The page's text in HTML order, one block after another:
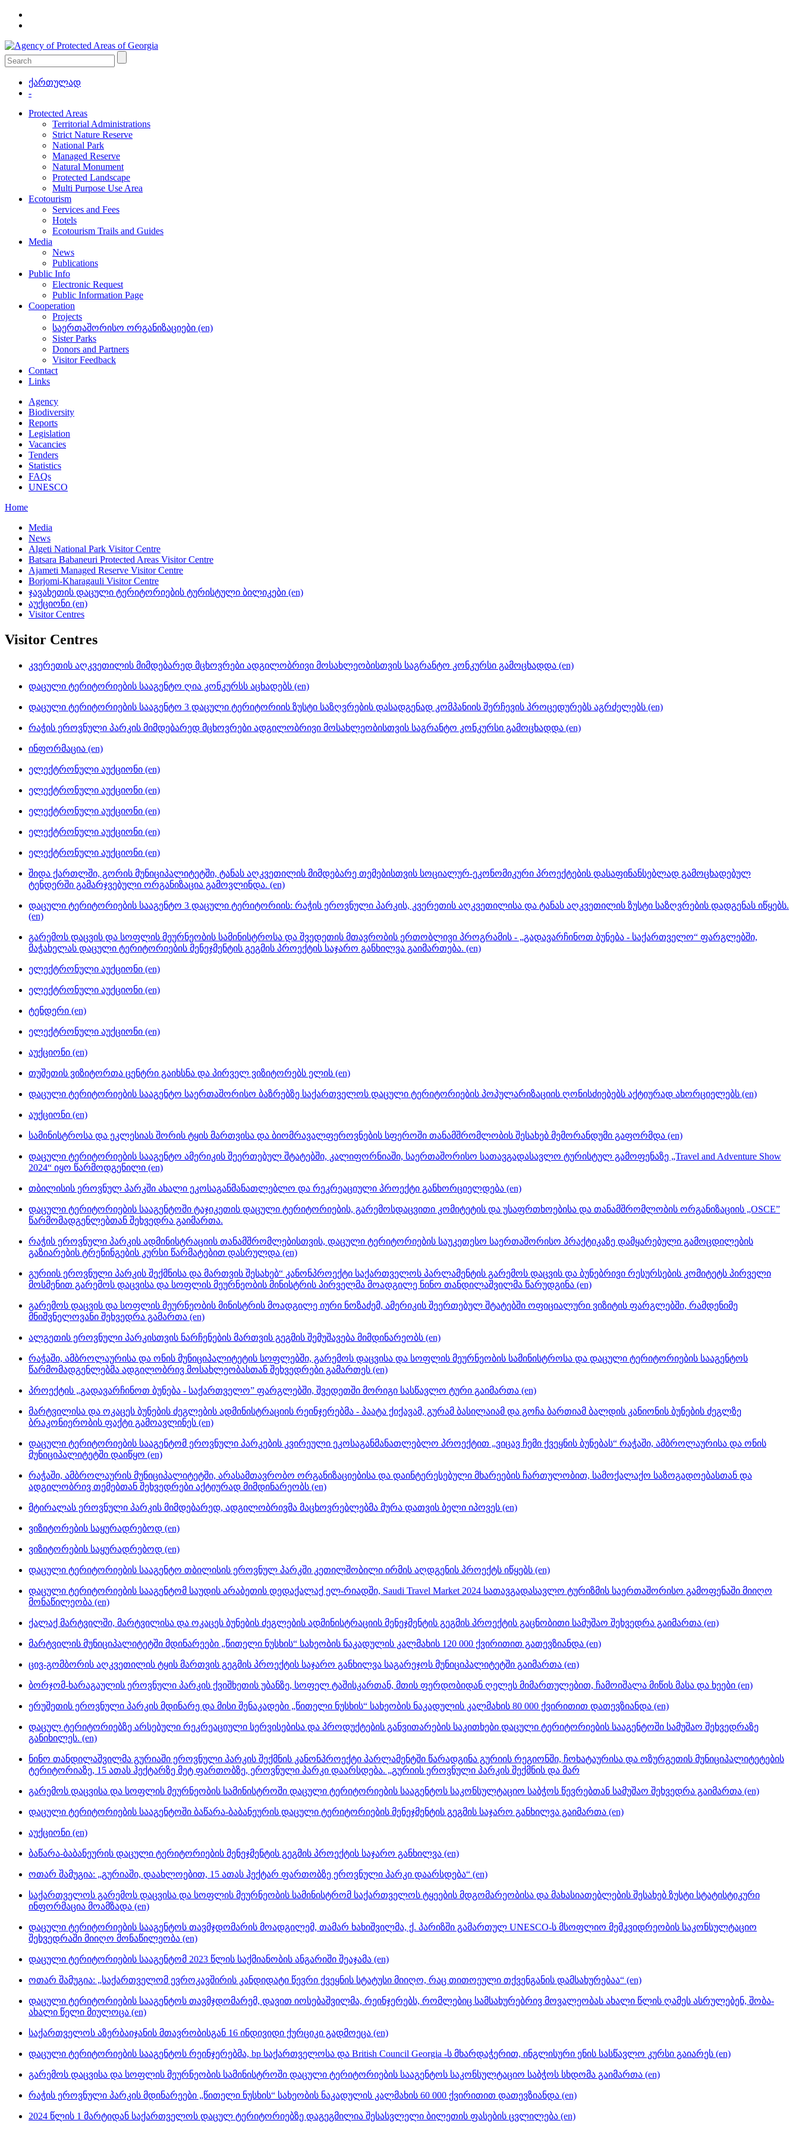
ქართულად
-
Protected Areas
Territorial Administrations
Strict Nature Reserve
National Park
Managed Reserve
Natural Monument
Protected Landscape
Multi Purpose Use Area
Ecotourism
Services and Fees
Hotels
Ecotourism Trails and Guides
Media
News
Publications
Public Info
Electronic Request
Public Information Page
Cooperation
Projects
საერთაშორისო ორგანიზაციები (en)
Sister Parks
Donors and Partners
Visitor Feedback
Contact
Links
Agency
Biodiversity
Reports
Legislation
Vacancies
Tenders
Statistics
FAQs
UNESCO
Home
Media
News
Algeti National Park Visitor Centre
Batsara Babaneuri Protected Areas Visitor Centre
Ajameti Managed Reserve Visitor Centre
Borjomi-Kharagauli Visitor Centre
ჯავახეთის დაცული ტერიტორიების ტურისტული ბილიკები (en)
აუქციონი (en)
Visitor Centres
Visitor Centres
კვერეთის აღკვეთილის მიმდებარედ მცხოვრები ადგილობრივი მოსახლეობისთვის საგრანტო კონკურსი გამოცხადდა (en)
დაცული ტერიტორიების სააგენტო ღია კონკურსს აცხადებს (en)
დაცული ტერიტორიების სააგენტო 3 დაცული ტერიტორიის ზუსტი საზღვრების დასადგენად კომპანიის შერჩევის პროცედურებს აგრძელებს (en)
რაჭის ეროვნული პარკის მიმდებარედ მცხოვრები ადგილობრივი მოსახლეობისთვის საგრანტო კონკურსი გამოცხადდა (en)
ინფორმაცია (en)
ელექტრონული აუქციონი (en)
ელექტრონული აუქციონი (en)
ელექტრონული აუქციონი (en)
ელექტრონული აუქციონი (en)
ელექტრონული აუქციონი (en)
შიდა ქართლში, გორის მუნიციპალიტეტში, ტანას აღკვეთილის მიმდებარე თემებისთვის სოციალურ-ეკონომიკური პროექტების დასაფინანსებლად გამოცხადებულ
ტენდერში გამარჯვებული ორგანიზაცია გამოვლინდა. (en)
დაცული ტერიტორიების სააგენტო 3 დაცული ტერიტორიის: რაჭის ეროვნული პარკის, კვერეთის აღკვეთილისა და ტანას აღკვეთილის ზუსტი საზღვრების დადგენას იწყებს.
(en)
გარემოს დაცვის და სოფლის მეურნეობის სამინისტროსა და შვედეთის მთავრობის ერთობლივი პროგრამის - „გადავარჩინოთ ბუნება - საქართველო“ ფარგლებში,
მაჭახელას დაცული ტერიტორიების მენეჯმენტის გეგმის პროექტის საჯარო განხილვა გაიმართება. (en)
ელექტრონული აუქციონი (en)
ელექტრონული აუქციონი (en)
ტენდერი (en)
ელექტრონული აუქციონი (en)
აუქციონი (en)
თუშეთის ვიზიტორთა ცენტრი გაიხსნა და პირველ ვიზიტორებს ელის (en)
დაცული ტერიტორიების სააგენტო საერთაშორისო ბაზრებზე საქართველოს დაცული ტერიტორიების პოპულარიზაციის ღონისძიებებს აქტიურად ახორციელებს (en)
აუქციონი (en)
სამინისტროსა და ეკლესიას შორის ტყის მართვისა და ბიომრავალფეროვნების სფეროში თანამშრომლობის შესახებ მემორანდუმი გაფორმდა (en)
დაცული ტერიტორიების სააგენტო ამერიკის შეერთებულ შტატებში, კალიფორნიაში, საერთაშორისო სათავგადასავლო ტურისტულ გამოფენაზე „Travel and Adventure Show
2024“ იყო წარმოდგენილი (en)
თბილისის ეროვნულ პარკში ახალი ეკოსაგანმანათლებლო და რეკრეაციული პროექტი განხორციელდება (en)
დაცული ტერიტორიების სააგენტოში ტაჯიკეთის დაცული ტერიტორიების, გარემოსდაცვითი კომიტეტის და უსაფრთხოებისა და თანამშრომლობის ორგანიზაციის „OSCE”
წარმომადგენლებთან შეხვედრა გაიმართა.
რაჭის ეროვნული პარკის ადმინისტრაციის თანამშრომლებისთვის, დაცული ტერიტორიების საუკეთესო საერთაშორისო პრაქტიკაზე დამყარებული გამოცდილების
გაზიარების ტრენინგების კურსი წარმატებით დასრულდა (en)
გურიის ეროვნული პარკის შექმნისა და მართვის შესახებ“ კანონპროექტი საქართველოს პარლამენტის გარემოს დაცვის და ბუნებრივი რესურსების კომიტეტს პირველი
მოსმენით გარემოს დაცვისა და სოფლის მეურნეობის მინისტრის პირველმა მოადგილე ნინო თანდილაშვილმა წარუდგინა (en)
გარემოს დაცვის და სოფლის მეურნეობის მინისტრის მოადგილე იური ნოზაძემ, ამერიკის შეერთებულ შტატებში ოფიციალური ვიზიტის ფარგლებში, რამდენიმე
მნიშვნელოვანი შეხვედრა გამართა (en)
ალგეთის ეროვნული პარკისთვის ნარჩენების მართვის გეგმის შემუშავება მიმდინარეობს (en)
რაჭაში, ამბროლაურისა და ონის მუნიციპალიტეტის სოფლებში, გარემოს დაცვისა და სოფლის მეურნეობის სამინისტროსა და დაცული ტერიტორიების სააგენტოს
წარმომადგენლებმა ადგილობრივ მოსახლეობასთან შეხვედრები გამართეს (en)
პროექტის „გადავარჩინოთ ბუნება - საქართველო” ფარგლებში, შვედეთში მორიგი სასწავლო ტური გაიმართა (en)
მარტვილისა და ოკაცეს ბუნების ძეგლების ადმინისტრაციის რეინჯერებმა - პაატა ქიქავამ, გურამ ბასილაიამ და გოჩა ბართიამ ბალდის კანიონის ბუნების ძეგლზე
ბრაკონიერობის ფაქტი გამოავლინეს (en)
დაცული ტერიტორიების სააგენტომ ეროვნული პარკების კვირეული ეკოსაგანმანათლებლო პროექტით „ვიცავ ჩემი ქვეყნის ბუნებას“ რაჭაში, ამბროლაურისა და ონის
მუნიციპალიტეტში დაიწყო (en)
რაჭაში, ამბროლაურის მუნიციპალიტეტში, არასამთავრობო ორგანიზაციებისა და დაინტერესებული მხარეების ჩართულობით, სამოქალაქო საზოგადოებასთან და
ადგილობრივ თემებთან შეხვედრები აქტიურად მიმდინარეობს (en)
მტირალას ეროვნული პარკის მიმდებარედ, ადგილობრივმა მაცხოვრებლებმა მურა დათვის ბელი იპოვეს (en)
ვიზიტორების საყურადრებოდ (en)
ვიზიტორების საყურადრებოდ (en)
დაცული ტერიტორიების სააგენტო თბილისის ეროვნულ პარკში კეთილშობილი ირმის აღდგენის პროექტს იწყებს (en)
დაცული ტერიტორიების სააგენტომ საუდის არაბეთის დედაქალაქ ელ-რიადში, Saudi Travel Market 2024 სათავგადასავლო ტურიზმის საერთაშორისო გამოფენაში მიიღო
მონაწილეობა (en)
ქალაქ მარტვილში, მარტვილისა და ოკაცეს ბუნების ძეგლების ადმინისტრაციის მენეჯმენტის გეგმის პროექტის გაცნობითი სამუშაო შეხვედრა გაიმართა (en)
მარტვილის მუნიციპალიტეტში მდინარეები „წითელი ნუსხის“ სახეობის ნაკადულის კალმახის 120 000 ქვირითით გათევზიანდა (en)
ცივ-გომბორის აღკვეთილის ტყის მართვის გეგმის პროექტის საჯარო განხილვა საგარეჯოს მუნიციპალიტეტში გაიმართა (en)
ბორჯომ-ხარაგაულის ეროვნული პარკის ქვიშხეთის უბანზე, სოფელ ტაშისკართან, მთის ფერდობიდან ღელეს მიმართულებით, ჩამოიშალა მიწის მასა და ხეები (en)
ერუშეთის ეროვნული პარკის მდინარე და მისი შენაკადები „წითელი ნუსხის“ სახეობის ნაკადულის კალმახის 80 000 ქვირითით დათევზიანდა (en)
დაცულ ტერიტორიებზე არსებული რეკრეაციული სერვისებისა და პროდუქტების განვითარების საკითხები დაცული ტერიტორიების სააგენტოში სამუშაო შეხვედრაზე
განიხილეს. (en)
ნინო თანდილაშვილმა გურიაში ეროვნული პარკის შექმნის კანონპროექტი პარლამენტში წარადგინა გურიის რეგიონში, ჩოხატაურისა და ოზურგეთის მუნიციპალიტეტების
ტერიტორიაზე, 15 ათას ჰექტარზე მეტ ფართობზე, ეროვნული პარკი დაარსდება. „გურიის ეროვნული პარკის შექმნის და მარ
გარემოს დაცვისა და სოფლის მეურნეობის სამინისტროში დაცული ტერიტორიების სააგენტოს საკონსულტაციო საბჭოს წევრებთან სამუშაო შეხვედრა გაიმართა (en)
დაცული ტერიტორიების სააგენტოში ბაწარა-ბაბანეურის დაცული ტერიტორიების მენეჯმენტის გეგმის საჯარო განხილვა გაიმართა (en)
აუქციონი (en)
ბაწარა-ბაბანეურის დაცული ტერიტორიების მენეჯმენტის გეგმის პროექტის საჯარო განხილვა (en)
ოთარ შამუგია: „გურიაში, დაახლოებით, 15 ათას ჰექტარ ფართობზე ეროვნული პარკი დაარსდება“ (en)
საქართველოს გარემოს დაცვისა და სოფლის მეურნეობის სამინისტრომ საქართველოს ტყეების მდგომარეობისა და მახასიათებლების შესახებ ზუსტი სტატისტიკური
ინფორმაცია მოამზადა (en)
დაცული ტერიტორიების სააგენტოს თავმჯდომარის მოადგილემ, თამარ ხახიშვილმა, ქ. პარიზში გამართულ UNESCO-ს მსოფლიო მემკვიდრეობის საკონსულტაციო
შეხვედრაში მიიღო მონაწილეობა (en)
დაცული ტერიტორიების სააგენტომ 2023 წლის საქმიანობის ანგარიში შეაჯამა (en)
ოთარ შამუგია: „საქართველომ ევროკავშირის კანდიდატი წევრი ქვეყნის სტატუსი მიიღო, რაც თითოეული თქვენგანის დამსახურებაა“ (en)
დაცული ტერიტორიების სააგენტოს თავმჯდომარემ, დავით იოსებაშვილმა, რეინჯერებს, რომლებიც სამსახურებრივ მოვალეობას ახალი წლის ღამეს ასრულებენ, შობა-
ახალი წელი მიულოცა (en)
საქართველოს აზერბაიჯანის მთავრობისგან 16 ინდივიდი ქურციკი გადმოეცა (en)
დაცული ტერიტორიების სააგენტოს რეინჯერებმა, bp საქართველოსა და British Council Georgia -ს მხარდაჭერით, ინგლისური ენის სასწავლო კურსი გაიარეს (en)
გარემოს დაცვისა და სოფლის მეურნეობის სამინისტროში დაცული ტერიტორიების სააგენტოს საკონსულტაციო საბჭოს სხდომა გაიმართა (en)
რაჭის ეროვნული პარკის მდინარეები „წითელი ნუსხის“ სახეობის ნაკადულის კალმახის 60 000 ქვირითით დათევზიანდა (en)
2024 წლის 1 მარტიდან საქართველოს დაცულ ტერიტორიებზე დაგეგმილია შესასვლელი ბილეთის ფასების ცვლილება (en)